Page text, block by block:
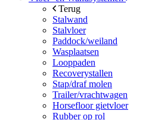
Terug
Stalwand
Stalvloer
Paddock/weiland
Wasplaatsen
Looppaden
Recoverystallen
Stap/draf molen
Trailer/vrachtwagen
Horsefloor gietvloer
Rubber op rol